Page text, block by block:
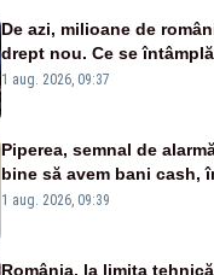
De azi, milioane de
drept nou. Ce se
un produs
1 aug. 2026, 09:37
Piperea, semnal de
bine să avem bani cash,
alertei energetice?
1 aug. 2026, 09:39
România, la limita